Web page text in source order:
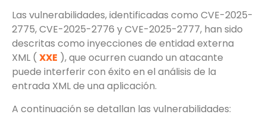
Las vulnerabilidades, identificadas como CVE-2025-
2775, CVE-2025-2776 y CVE-2025-2777, han sido
descritas como inyecciones de entidad externa
XML ( XXE ), que ocurren cuando un atacante
puede interferir con éxito en el análisis de la
entrada XML de una aplicación.
A continuación se detallan las vulnerabilidades: